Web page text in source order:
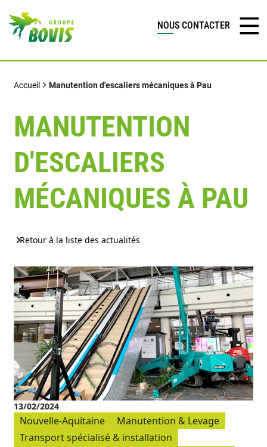
NOUS CONTACTER
Accueil Manutention d'escaliers mécaniques à Pau
MANUTENTION
D'ESCALIERS
MÉCANIQUES À PAU
Retour à la liste des actualités
13/02/2024
Nouvelle-Aquitaine
Manutention & Levage
Transport spécialisé & installation